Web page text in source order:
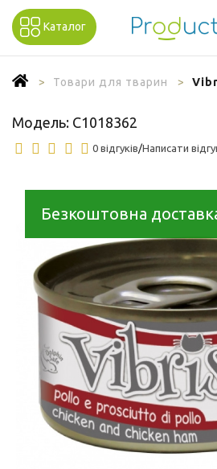
Каталог
Товари для тварин
Модель: C1018362
0 відгуків/Написати
Безкоштовна